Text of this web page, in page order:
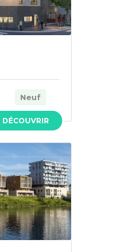
DÉCOUVRIR
Neuf